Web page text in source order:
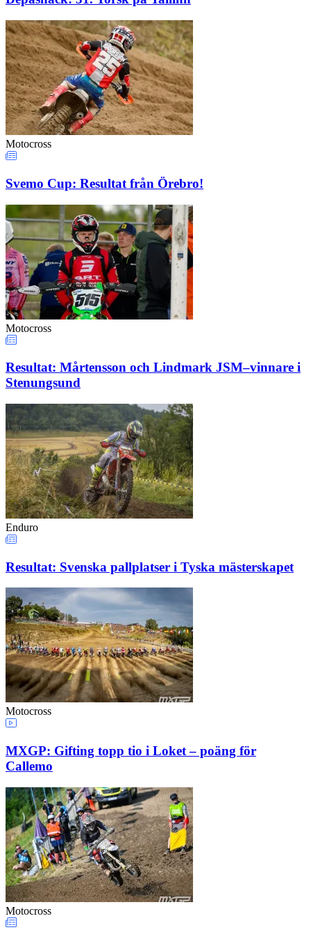
Motocross
Svemo Cup: Resultat från Örebro!
Motocross
Resultat: Mårtensson och Lindmark JSM–vinnare i
Stenungsund
Enduro
Resultat: Svenska pallplatser i Tyska mästerskapet
Motocross
MXGP: Gifting topp tio i Loket – poäng för
Callemo
Motocross